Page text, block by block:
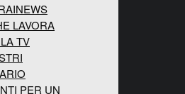
LAVORA
TV
PER UN